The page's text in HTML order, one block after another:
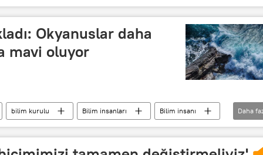
Okyanuslar daha
mavi oluyor
bilim kurulu Bilim insanları
Bilim insanı
iklim değişikliği
İklim kriziyle mücadele
Daha